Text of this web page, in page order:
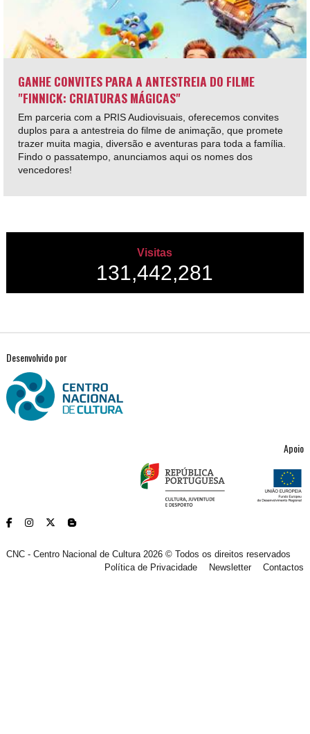
GANHE CONVITES PARA A ANTESTREIA DO FILME
"FINNICK: CRIATURAS MÁGICAS"
Em parceria com a PRIS Audiovisuais, oferecemos convites
duplos para a antestreia do filme de animação, que promete
trazer muita magia, diversão e aventuras para toda a família.
Findo o passatempo, anunciamos aqui os nomes dos
vencedores!
Visitas
131,442,281
Desenvolvido por
Apoio
CNC - Centro Nacional de Cultura 2026 © Todos os direitos reservados
Política de Privacidade
Newsletter Contactos